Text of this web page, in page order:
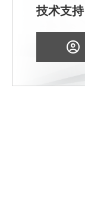
技术支持